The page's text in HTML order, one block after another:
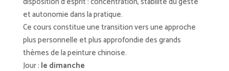
et autonomie dans la pratique.
Ce cours constitue une transition vers une approche
plus personnelle et plus approfondie des grands
thèmes de la peinture chinoise.
Jour : le dimanche